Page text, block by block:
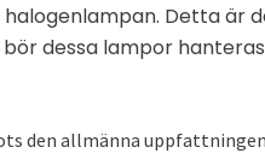
Detta är
dessa lampor
den allmänna